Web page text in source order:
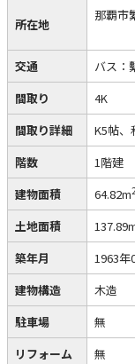
所在地
那覇市
交通
バス：
間取り
4K
間取り詳細
K5帖、
階数
1階建
建物面積
64.82m2
土地面積
築年月
1963年
建物構造
木造
駐車場
無
リフォーム
無